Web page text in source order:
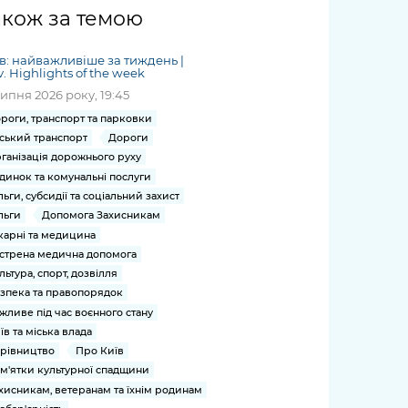
Безбар'єрність
Київська міська військова
адміністрація
Портал послуг
Міський застосунок Київ
Цифровий
Важливе під час
воєнного стану
міській військовій
адміністрації
«Ініціатива
«Партнерство
«Відкритий Уряд» –
місцевий рівень»
Важливе під час
воєнного стану
дій чи
про
на
дашборди
та
/
журналіст
ський
запит /
Submitting
a media
request
за темою
найважливіше за тиждень |
Highlights of the week
2026 року, 19:45
транспорт та парковки
транспорт
Дороги
дорожнього руху
та комунальні послуги
субсидії та соціальний захист
Допомога Захисникам
та медицина
медична допомога
спорт, дозвілля
та правопорядок
під час воєнного стану
та міська влада
Про Київ
культурної спадщини
ветеранам та їхнім родинам